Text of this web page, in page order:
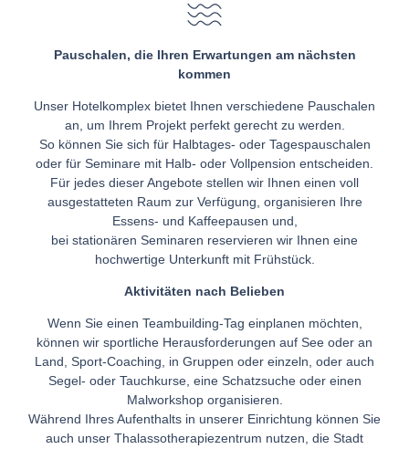
Pauschalen, die Ihren Erwartungen am nächsten
kommen
Unser Hotelkomplex bietet Ihnen verschiedene Pauschalen
an, um Ihrem Projekt perfekt gerecht zu werden.
So können Sie sich für Halbtages- oder Tagespauschalen
oder für Seminare mit Halb- oder Vollpension entscheiden.
Für jedes dieser Angebote stellen wir Ihnen einen voll
ausgestatteten Raum zur Verfügung, organisieren Ihre
Essens- und Kaffeepausen und,
bei stationären Seminaren reservieren wir Ihnen eine
hochwertige Unterkunft mit Frühstück.
Aktivitäten nach Belieben
Wenn Sie einen Teambuilding-Tag einplanen möchten,
können wir sportliche Herausforderungen auf See oder an
Land, Sport-Coaching, in Gruppen oder einzeln, oder auch
Segel- oder Tauchkurse, eine Schatzsuche oder einen
Malworkshop organisieren.
Während Ihres Aufenthalts in unserer Einrichtung können Sie
auch unser Thalassotherapiezentrum nutzen, die Stadt